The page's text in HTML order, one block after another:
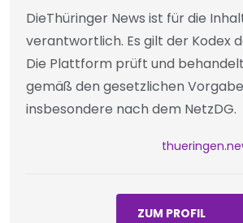
DieThüringer News ist für die
verantwortlich. Es gilt der Kodex
Die Plattform prüft und
gemäß den gesetzlichen
insbesondere nach dem NetzDG.
ZUM PROFIL